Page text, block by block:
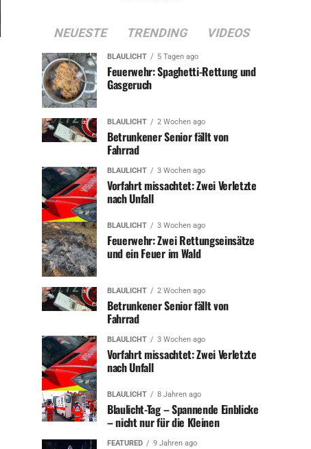
NEUESTE TRENDING VIDEOS
BLAULICHT 5 Tagen ago
Feuerwehr: Spaghetti-Rettung und
Gasgeruch
BLAULICHT 2 Wochen ago
Betrunkener Senior fällt von
Fahrrad
BLAULICHT 3 Wochen ago
Vorfahrt missachtet: Zwei Verletzte
nach Unfall
BLAULICHT 3 Wochen ago
Feuerwehr: Zwei Rettungseinsätze
und ein Feuer im Wald
BLAULICHT 2 Wochen ago
Betrunkener Senior fällt von
Fahrrad
BLAULICHT 3 Wochen ago
Vorfahrt missachtet: Zwei Verletzte
nach Unfall
BLAULICHT 8 Jahren ago
Blaulicht-Tag – Spannende Einblicke
– nicht nur für die Kleinen
FEATURED 9 Jahren ago